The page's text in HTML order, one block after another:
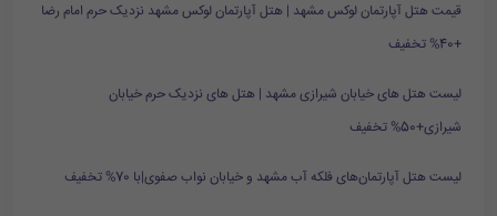
قیمت هتل آپارتمان لوکس مشهد | هتل آپارتمان لوکس مشهد نزدیک حرم امام رضا
+40% تخفیف
لیست هتل های خیابان شیرازی مشهد | هتل های نزدیک حرم خیابان
شیرازی+50% تخفیف
لیست هتل آپارتمان‌های فلکه آب مشهد و خیابان نواب صفوی|با 70% تخفیف